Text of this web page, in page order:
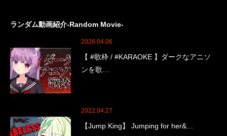
ランダム動画紹介-Random Movie-
2026.04.06
【 #歌枠 / #KARAOKE 】ダークなアニソ
ンを歌…
2022.04.27
【Jump King】 Jumping for her&…